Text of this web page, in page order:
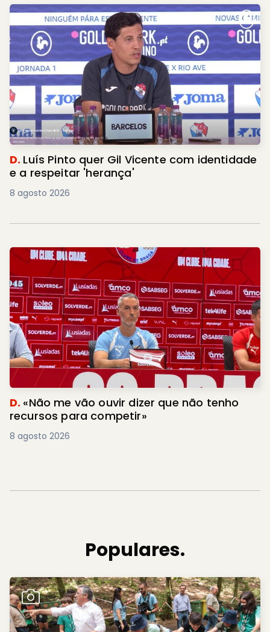
D. Luís Pinto quer Gil Vicente com identidade
e a respeitar 'herança'
8 agosto 2026
D. «Não me vão ouvir dizer que não tenho
recursos para competir»
8 agosto 2026
Populares.